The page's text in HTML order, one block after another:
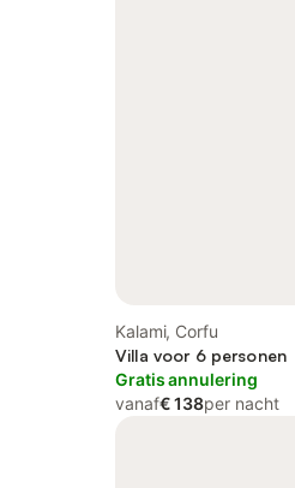
Kalami, Corfu
Villa voor 6 personen
Gratis annulering
vanaf€ 138per nacht